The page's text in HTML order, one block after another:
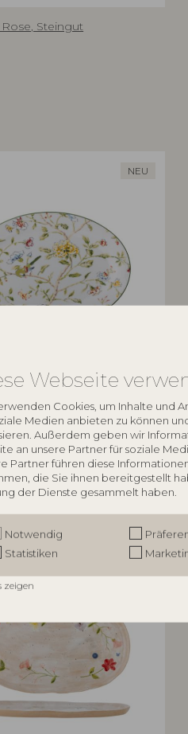
Webseite
Cookies, um Inhalte und
Medien anbieten zu können
Außerdem geben wir
an unsere Partner für soziale
Partner führen diese
die Sie ihnen bereitgestellt
der Dienste gesammelt haben.
Notwendig
Statistiken
zeigen
Steingut
NEU
Bunt, Steingut
BESTSELLER